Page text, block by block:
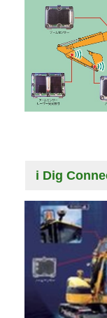
i Dig